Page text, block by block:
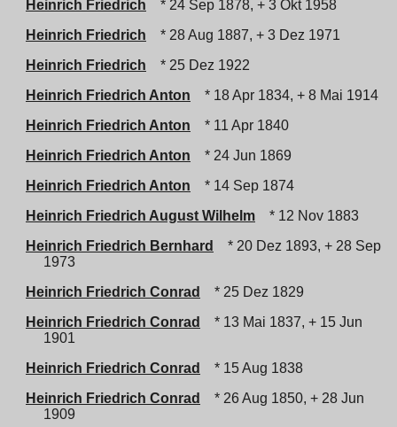
Heinrich Friedrich
* 24 Sep 1878, + 3 Okt 1958
Heinrich Friedrich
* 28 Aug 1887, + 3 Dez 1971
Heinrich Friedrich
* 25 Dez 1922
Heinrich Friedrich Anton
* 18 Apr 1834, + 8 Mai 1914
Heinrich Friedrich Anton
* 11 Apr 1840
Heinrich Friedrich Anton
* 24 Jun 1869
Heinrich Friedrich Anton
* 14 Sep 1874
Heinrich Friedrich August Wilhelm
* 12 Nov 1883
Heinrich Friedrich Bernhard
* 20 Dez 1893, + 28 Sep
1973
Heinrich Friedrich Conrad
* 25 Dez 1829
Heinrich Friedrich Conrad
* 13 Mai 1837, + 15 Jun
1901
Heinrich Friedrich Conrad
* 15 Aug 1838
Heinrich Friedrich Conrad
* 26 Aug 1850, + 28 Jun
1909